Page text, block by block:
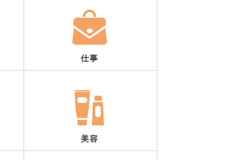
仕事
美容